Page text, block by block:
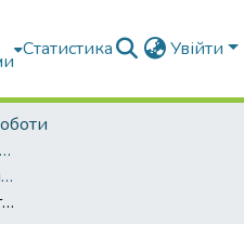
Статистика Увійти
Кваліфікаційні роботи магістрів
ОПП "Технологія виробництва і переробки продукції тваринництва"
Обґрунтування технології виробництва качиного м’яса